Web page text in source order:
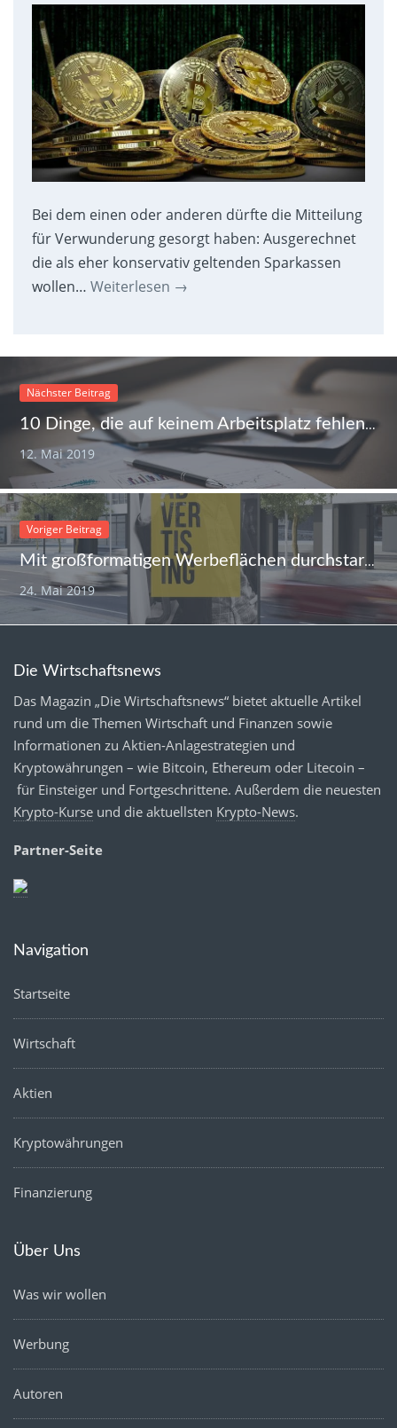
Bei dem einen oder anderen dürfte die Mitteilung
für Verwunderung gesorgt haben: Ausgerechnet
die als eher konservativ geltenden Sparkassen
wollen… Weiterlesen →
Nächster Beitrag
10 Dinge, die auf keinem Arbeitsplatz fehlen dürfen
12. Mai 2019
Voriger Beitrag
Mit großformatigen Werbeflächen durchstarten
24. Mai 2019
Die Wirtschaftsnews
Das Magazin „Die Wirtschaftsnews“ bietet aktuelle Artikel
rund um die Themen Wirtschaft und Finanzen sowie
Informationen zu Aktien-Anlagestrategien und
Kryptowährungen – wie Bitcoin, Ethereum oder Litecoin –
für Einsteiger und Fortgeschrittene. Außerdem die neuesten
Krypto-Kurse und die aktuellsten Krypto-News.
Partner-Seite
Navigation
Startseite
Wirtschaft
Aktien
Kryptowährungen
Finanzierung
Über Uns
Was wir wollen
Werbung
Autoren